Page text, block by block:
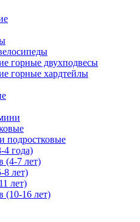
горные двухподвесы
горные хардтейлы
подростковые
года)
(4-7 лет)
8 лет)
лет)
(10-16 лет)